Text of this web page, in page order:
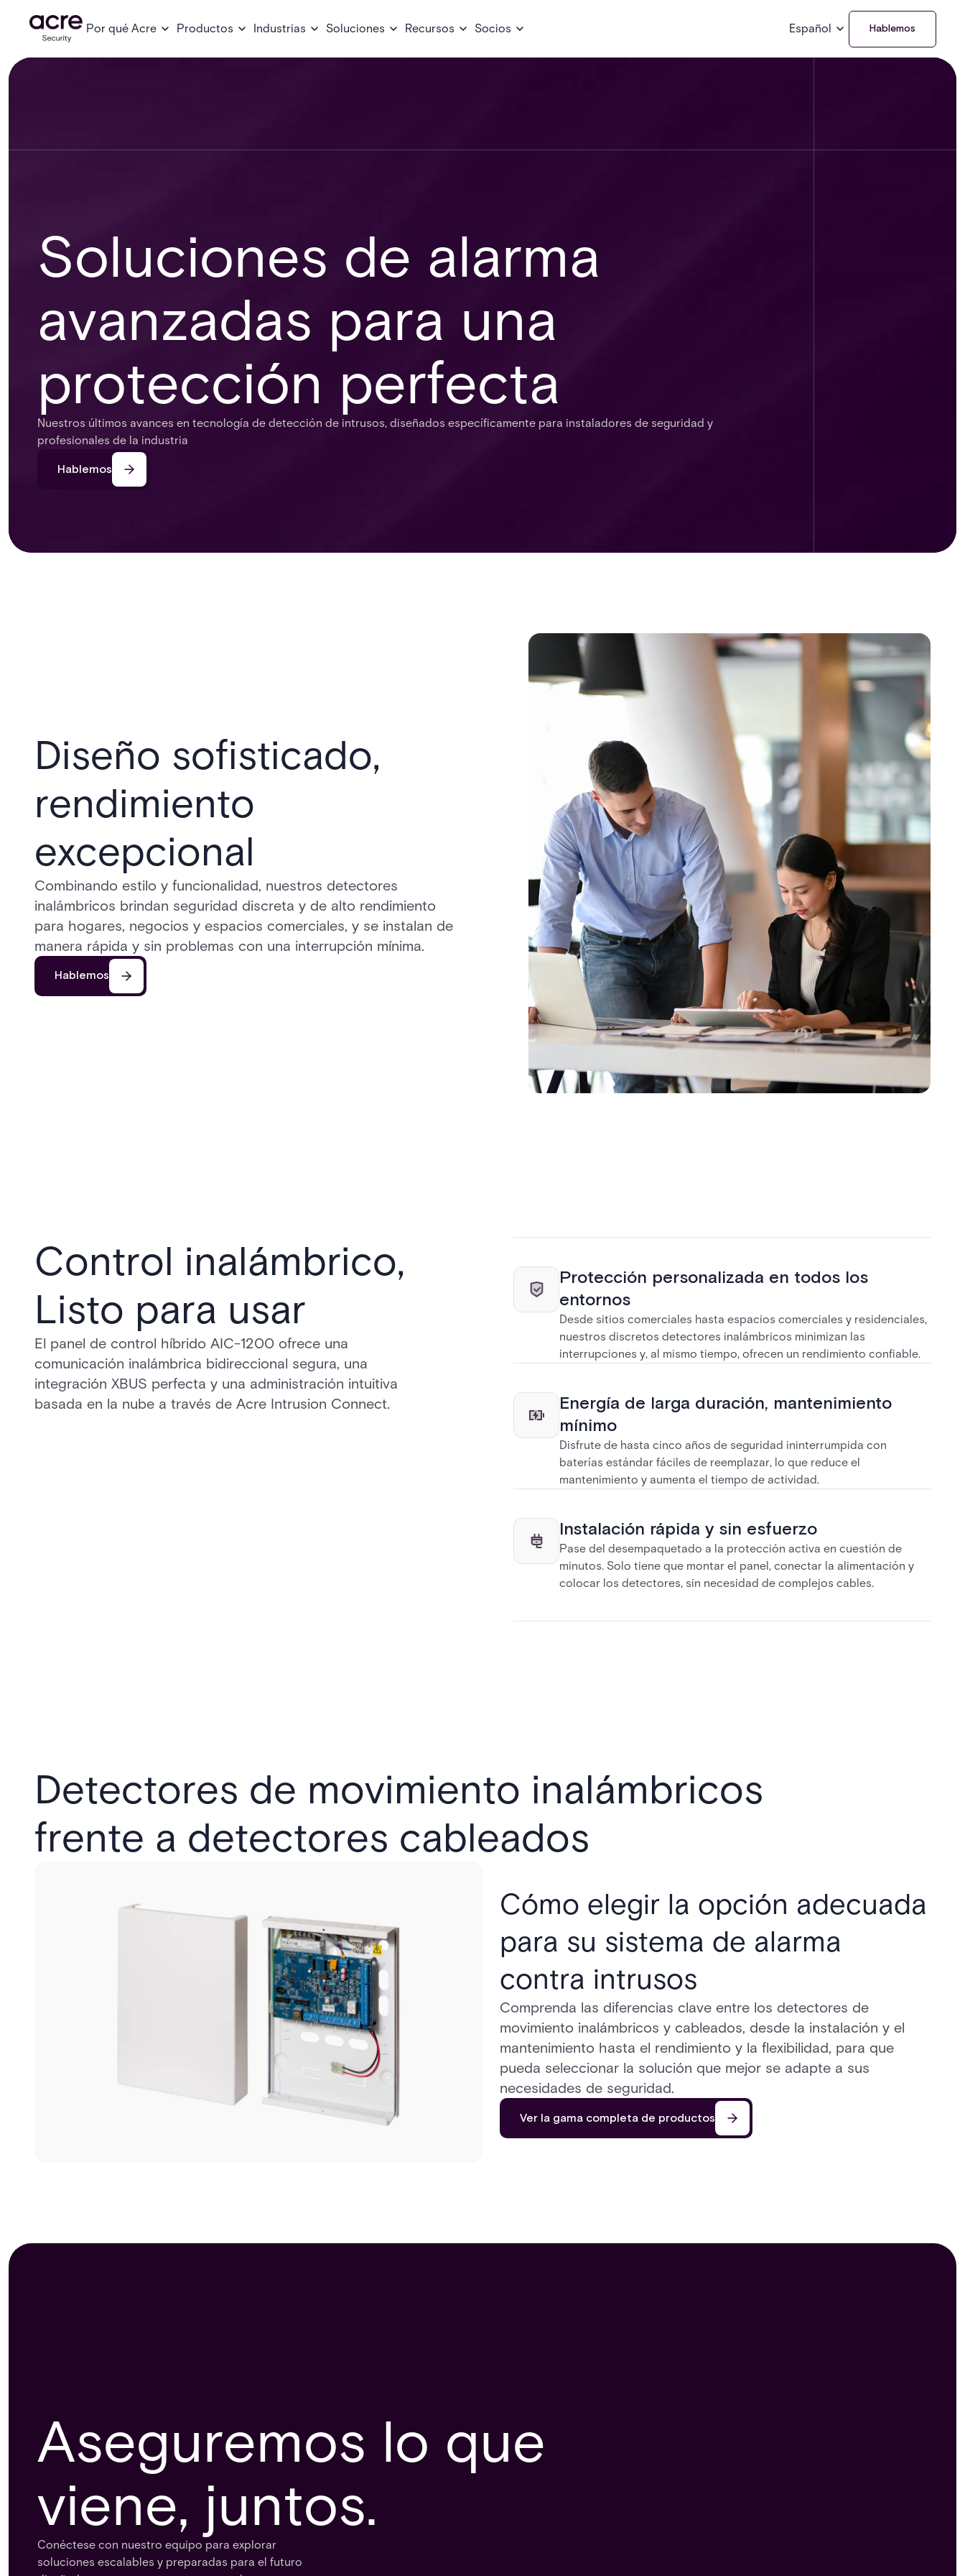
Por qué Acre Productos Industrias Soluciones Recursos Socios Español Hablemos
Soluciones de alarma
avanzadas para una
protección perfecta
Nuestros últimos avances en tecnología de detección de intrusos, diseñados específicamente para instaladores de seguridad y
profesionales de la industria
Hablemos
Diseño sofisticado,
rendimiento
excepcional
Combinando estilo y funcionalidad, nuestros detectores
inalámbricos brindan seguridad discreta y de alto rendimiento
para hogares, negocios y espacios comerciales, y se instalan de
manera rápida y sin problemas con una interrupción mínima.
Hablemos
Control inalámbrico,
Listo para usar
El panel de control híbrido AIC-1200 ofrece una
comunicación inalámbrica bidireccional segura, una
integración XBUS perfecta y una administración intuitiva
basada en la nube a través de Acre Intrusion Connect.
Protección personalizada en todos los
entornos
Desde sitios comerciales hasta espacios comerciales y residenciales,
nuestros discretos detectores inalámbricos minimizan las
interrupciones y, al mismo tiempo, ofrecen un rendimiento confiable.
Energía de larga duración, mantenimiento
mínimo
Disfrute de hasta cinco años de seguridad ininterrumpida con
baterías estándar fáciles de reemplazar, lo que reduce el
mantenimiento y aumenta el tiempo de actividad.
Instalación rápida y sin esfuerzo
Pase del desempaquetado a la protección activa en cuestión de
minutos. Solo tiene que montar el panel, conectar la alimentación y
colocar los detectores, sin necesidad de complejos cables.
Detectores de movimiento inalámbricos
frente a detectores cableados
Cómo elegir la opción adecuada
para su sistema de alarma
contra intrusos
Comprenda las diferencias clave entre los detectores de
movimiento inalámbricos y cableados, desde la instalación y el
mantenimiento hasta el rendimiento y la flexibilidad, para que
pueda seleccionar la solución que mejor se adapte a sus
necesidades de seguridad.
Ver la gama completa de productos
Aseguremos lo que
viene, juntos.
Conéctese con nuestro equipo para explorar
soluciones escalables y preparadas para el futuro